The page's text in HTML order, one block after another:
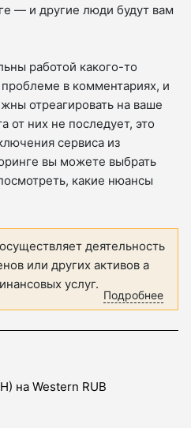
— и другие люди будут вам
работой какого-то
в комментариях, и
отреагировать на ваше
от них не последует, это
сервиса из
вы можете выбрать
какие нюансы
деятельность
или других активов а
услуг.
Подробнее
на Western RUB